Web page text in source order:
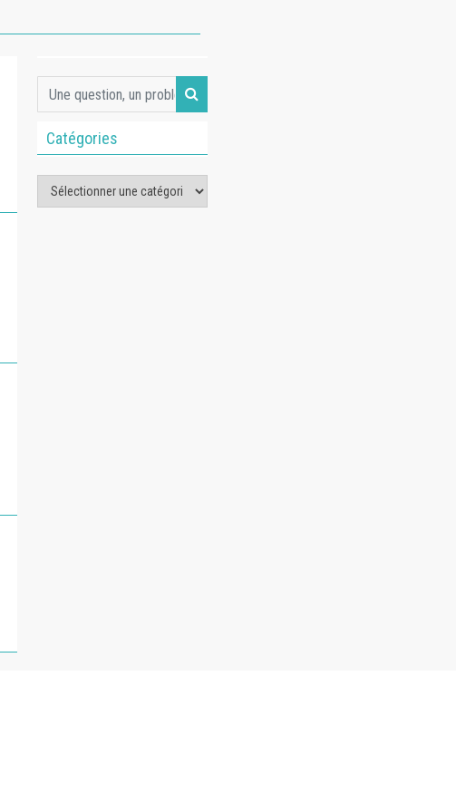
Catégories
Catégories